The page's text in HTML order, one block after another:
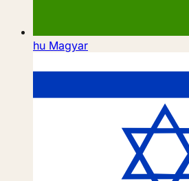
hu Magyar